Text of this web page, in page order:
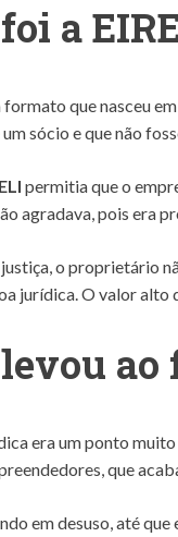
a
que nasceu
sócio e que não
permitia que o
agradava, pois era
o proprietário
jurídica. O valor
ao
era um ponto
que
em desuso, até